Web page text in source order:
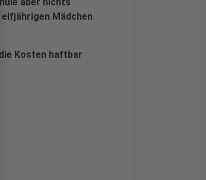
Mädchen
Kosten haftbar